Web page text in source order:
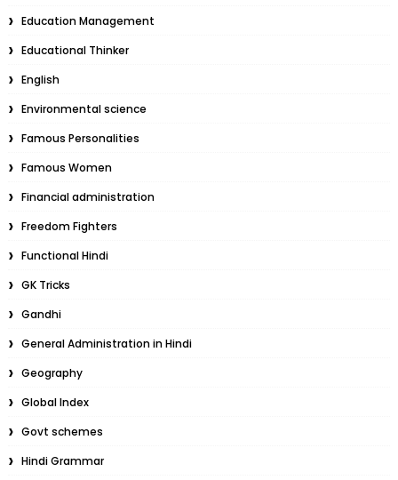
Education Management
Educational Thinker
English
Environmental science
Famous Personalities
Famous Women
Financial administration
Freedom Fighters
Functional Hindi
GK Tricks
Gandhi
General Administration in Hindi
Geography
Global Index
Govt schemes
Hindi Grammar